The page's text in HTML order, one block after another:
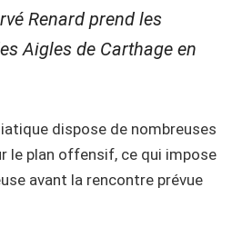
Renard prend les
Aigles de Carthage en
dispose de nombreuses
le plan offensif, ce qui impose
avant la rencontre prévue